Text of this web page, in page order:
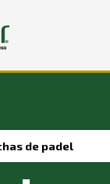
de padel